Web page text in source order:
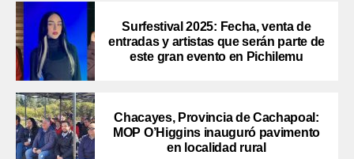
Surfestival 2025: Fecha, venta de
entradas y artistas que serán parte de
este gran evento en Pichilemu
Chacayes, Provincia de Cachapoal:
MOP O’Higgins inauguró pavimento
en localidad rural